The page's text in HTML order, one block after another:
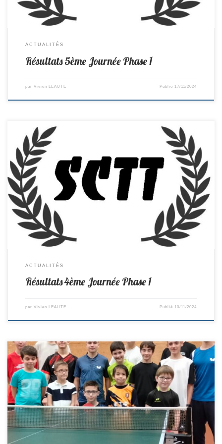
ACTUALITÉS
Résultats 5ème Journée Phase 1
par Vivien LEAUTE Publié 17/11/2024
4ème journée de championnat: 5 rencontres, 5 Victoires Bravo à tous
R2-> St Colomban 10-4 Les Herbiers PR-> Chevrolière 8–12 St
Colomban D2-> St Colomban 14–6 Pellerin D4 -> St Colomban 6–4
Nantes RACC Cadets/Juniors D2-> St Colomban 7–3 Entente pongiste
sud loire
ACTUALITÉS
Résultats 4ème Journée Phase 1
par Vivien LEAUTE Publié 10/11/2024
Cette semaine 13 jeunes ont participé à un stage de 3 jours, merci aux
participants ainsi qu’à Loris venu relancer pendant 2 jours:Ruben, Hugo,
Théo, Enzo Pa, Enzo Pe, Samuel, Noam, Tristan, Alexy, Gabriel, Lucas,
Enzo B, Bapstiste Vous pouvez venir soutenir la R2 qui joue domicile
contre les herbiers, […]